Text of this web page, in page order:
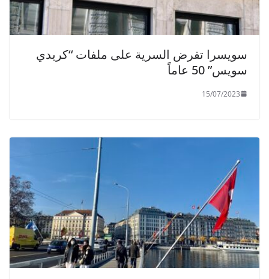
سويسرا تفرض السرية على ملفات “كريدي
سويس” 50 عاماً
15/07/2023